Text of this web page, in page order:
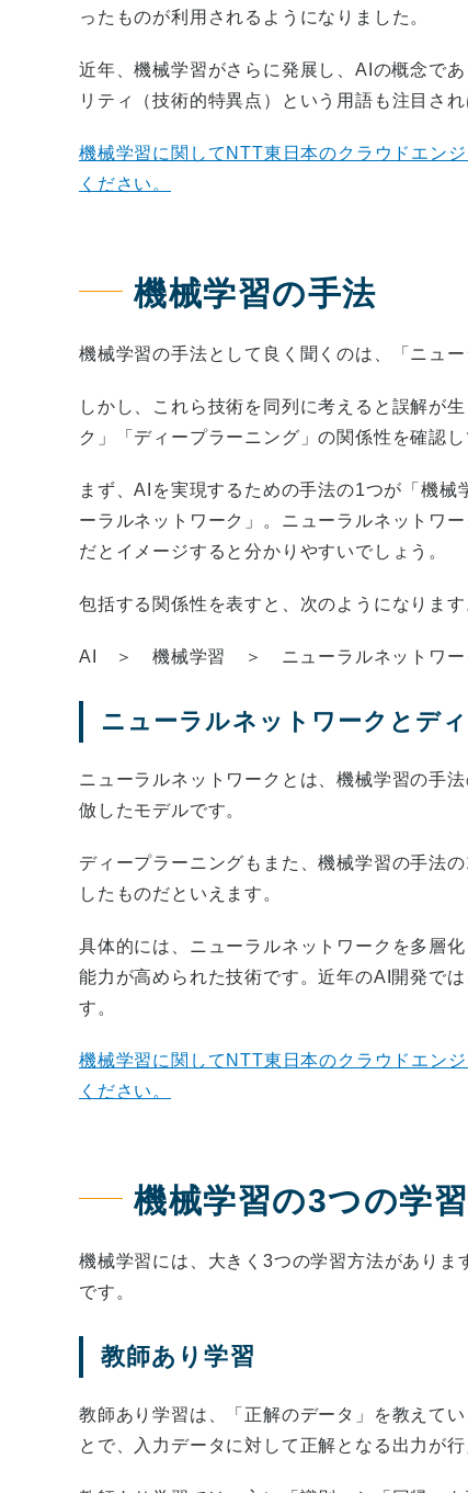
ったものが利用されるようになりました。
近年、機械学習がさらに発展し、AIの概念で
リティ（技術的特異点）という用語も注目され
機械学習に関してNTT東日本のクラウドエン
ください。
機械学習の手法
機械学習の手法として良く聞くのは、「ニュ
しかし、これら技術を同列に考えると誤解が
ク」「ディープラーニング」の関係性を確認し
まず、AIを実現するための手法の1つが「機
ーラルネットワーク」。ニューラルネットワ
だとイメージすると分かりやすいでしょう。
包括する関係性を表すと、次のようになります
AI ＞ 機械学習 ＞ ニューラルネットワ
ニューラルネットワークとデ
ニューラルネットワークとは、機械学習の手
倣したモデルです。
ディープラーニングもまた、機械学習の手法
したものだといえます。
具体的には、ニューラルネットワークを多層
能力が高められた技術です。近年のAI開発で
す。
機械学習に関してNTT東日本のクラウドエン
ください。
機械学習の3つの学
機械学習には、大きく3つの学習方法がありま
です。
教師あり学習
教師あり学習は、「正解のデータ」を教えて
とで、入力データに対して正解となる出力が行